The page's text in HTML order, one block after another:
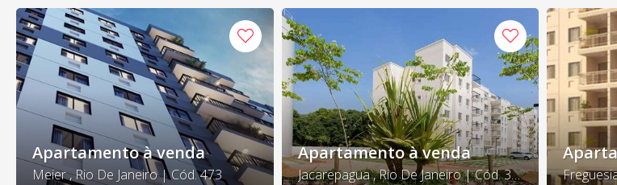
Apartamento à venda
Meier , Rio De Janeiro | Cód. 473
Apartamento à venda
Jacarepagua , Rio De Janeiro | Cód. 300